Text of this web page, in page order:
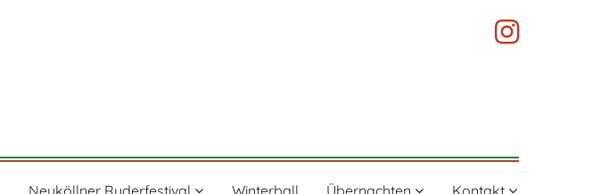
Neuköllner Ruderfestival Winterball Übernachten Kontakt